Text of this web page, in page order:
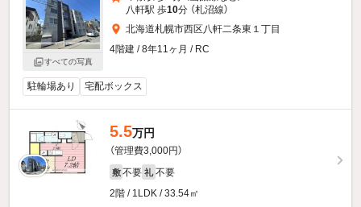
すべての写真
八軒駅 歩10分 （札沼線）
北海道札幌市西区八軒二条東１丁目
4階建 / 8年11ヶ月 / RC
駐輪場あり 宅配ボックス
5.5万円
（管理費3,000円）
敷 不要 礼 不要
2階 / 1LDK / 33.54㎡